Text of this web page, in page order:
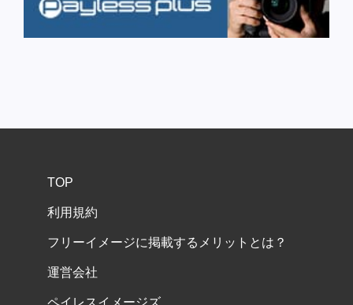
TOP
利用規約
フリーイメージに掲載するメリットとは？
運営会社
ペイレスイメージズ